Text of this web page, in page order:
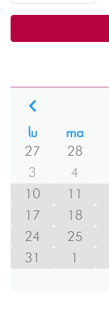
lu
ma
27
28
3
4
10
11
17
18
24
25
31
1